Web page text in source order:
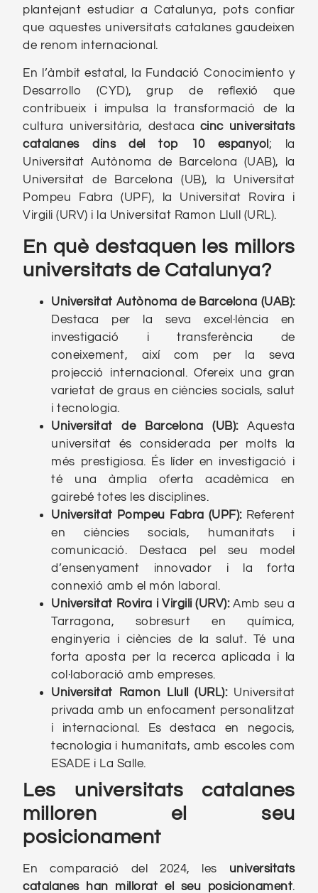
plantejant estudiar a Catalunya, pots confiar
que aquestes universitats catalanes gaudeixen
de renom internacional.
En l’àmbit estatal, la Fundació Conocimiento y
Desarrollo (CYD), grup de reflexió que
contribueix i impulsa la transformació de la
cultura universitària, destaca cinc universitats
catalanes dins del top 10 espanyol ; la
Universitat Autònoma de Barcelona (UAB), la
Universitat de Barcelona (UB), la Universitat
Pompeu Fabra (UPF), la Universitat Rovira i
Virgili (URV) i la Universitat Ramon Llull (URL).
En què destaquen les millors
universitats de Catalunya?
Universitat Autònoma de Barcelona (UAB):
Destaca per la seva excel·lència en
investigació i transferència de
coneixement, així com per la seva
projecció internacional. Ofereix una gran
varietat de graus en ciències socials, salut
i tecnologia.
Universitat de Barcelona (UB):Aquesta
universitat és considerada per molts la
més prestigiosa. És líder en investigació i
té una àmplia oferta acadèmica en
gairebé totes les disciplines.
Universitat Pompeu Fabra (UPF): Referent
en ciències socials, humanitats i
comunicació. Destaca pel seu model
d’ensenyament innovador i la forta
connexió amb el món laboral.
Universitat Rovira i Virgili (URV):Amb seu a
Tarragona, sobresurt en química,
enginyeria i ciències de la salut. Té una
forta aposta per la recerca aplicada i la
col·laboració amb empreses.
Universitat Ramon Llull (URL): Universitat
privada amb un enfocament personalitzat
i internacional. Es destaca en negocis,
tecnologia i humanitats, amb escoles com
ESADE i La Salle.
Les universitats catalanes
milloren el seu
posicionament
En comparació del 2024, les universitats
catalanes han millorat el seu posicionament.